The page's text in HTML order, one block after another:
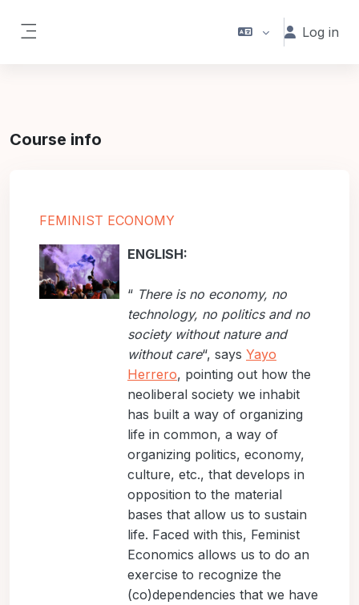
Log in
Course info
FEMINIST ECONOMY
ENGLISH:
“ There is no economy, no
technology, no politics and no
society without nature and
without care“, says Yayo
Herrero, pointing out how the
neoliberal society we inhabit
has built a way of organizing
life in common, a way of
organizing politics, economy,
culture, etc., that develops in
opposition to the material
bases that allow us to sustain
life. Faced with this, Feminist
Economics allows us to do an
exercise to recognize the
(co)dependencies that we have